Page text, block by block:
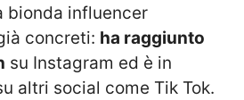
bionda influencer
concreti: ha raggiunto
su Instagram ed è in
altri social come Tik Tok.